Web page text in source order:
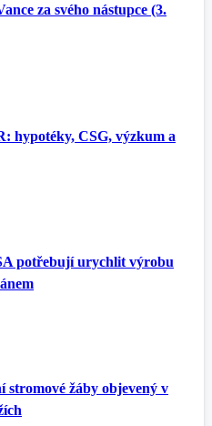
za svého nástupce (3.
hypotéky, CSG, výzkum a
potřebují urychlit výrobu
stromové žáby objevený v